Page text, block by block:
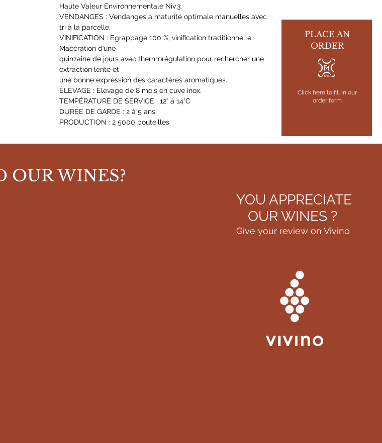
PLACE AN
ORDER
Click here to fill in our
order form
Haute Valeur Environnementale Niv.3
VENDANGES : Vendanges à maturité optimale manuelles avec
tri à la parcelle.
VINIFICATION : Egrappage 100 %, vinification traditionnelle.
Macération d’une
quinzaine de jours avec thermorégulation pour rechercher une
extraction lente et
une bonne expression des caractères aromatiques.
ÉLEVAGE : Elevage de 8 mois en cuve inox.
TEMPÉRATURE DE SERVICE : 12° à 14°C
DURÉE DE GARDE : 2 à 5 ans
PRODUCTION : 2 5000 bouteilles
OUR WINES?
YOU APPRECIATE
OUR WINES ?
Give your review on Vivino